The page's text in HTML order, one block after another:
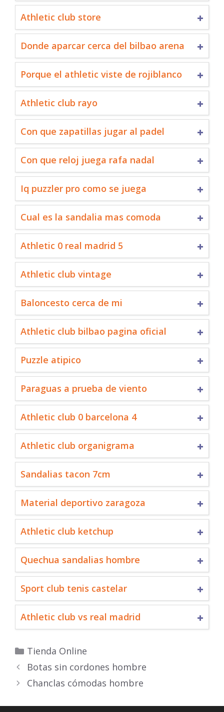
Athletic club store
Donde aparcar cerca del bilbao arena
Porque el athletic viste de rojiblanco
Athletic club rayo
Con que zapatillas jugar al padel
Con que reloj juega rafa nadal
Iq puzzler pro como se juega
Cual es la sandalia mas comoda
Athletic 0 real madrid 5
Athletic club vintage
Baloncesto cerca de mi
Athletic club bilbao pagina oficial
Puzzle atipico
Paraguas a prueba de viento
Athletic club 0 barcelona 4
Athletic club organigrama
Sandalias tacon 7cm
Material deportivo zaragoza
Athletic club ketchup
Quechua sandalias hombre
Sport club tenis castelar
Athletic club vs real madrid
Categorías
Tienda Online
Botas sin cordones hombre
Chanclas cómodas hombre